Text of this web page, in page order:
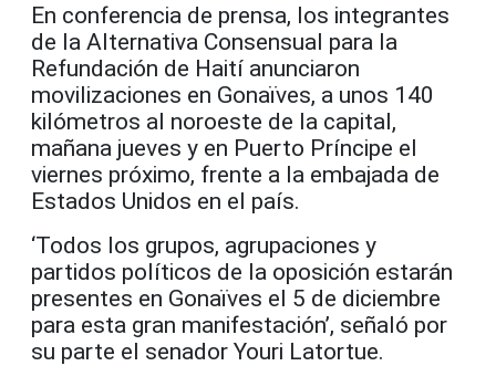
En conferencia de prensa, los integrantes
de la Alternativa Consensual para la
Refundación de Haití anunciaron
movilizaciones en Gonaïves, a unos 140
kilómetros al noroeste de la capital,
mañana jueves y en Puerto Príncipe el
viernes próximo, frente a la embajada de
Estados Unidos en el país.
‘Todos los grupos, agrupaciones y
partidos políticos de la oposición estarán
presentes en Gonaïves el 5 de diciembre
para esta gran manifestación’, señaló por
su parte el senador Youri Latortue.